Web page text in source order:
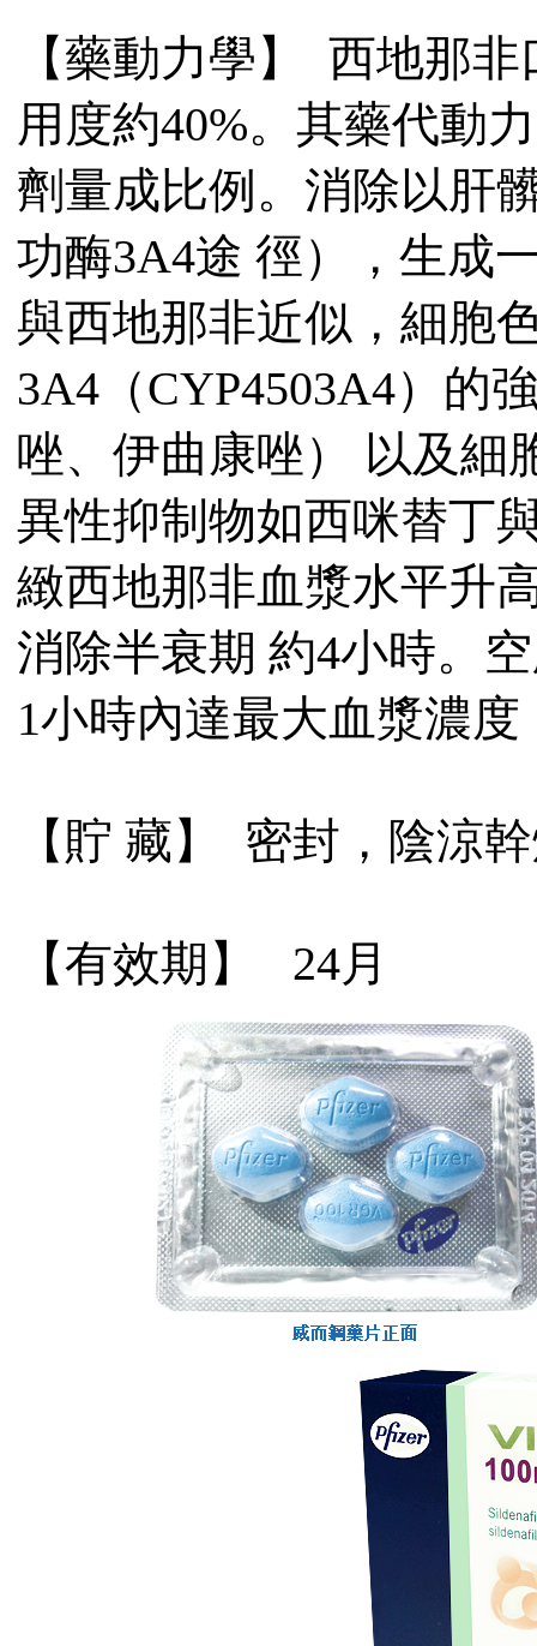
【藥動力學】 西地那
用度約40%。其藥代動
劑量成比例。消除以肝
功酶3A4途 徑），生成
與西地那非近似，細胞
3A4（CYP4503A4）的
唑、伊曲康唑） 以及細
異性抑制物如西咪替丁
緻西地那非血漿水平升
消除半衰期 約4小時。
1小時內達最大血漿濃度
【貯 藏】 密封，陰涼
【有效期】 24月